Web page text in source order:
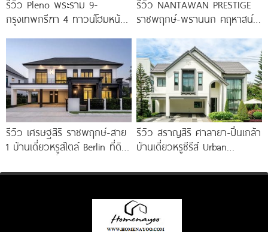
รีวิว Pleno พระราม 9-
กรุงเทพกรีฑา 4 ทาวน์โฮมหน้า
รีวิว NANTAWAN PRESTIGE
ราชพฤกษ์-พรานนก คฤหาสน์
เริ่ม
รีวิว เศรษฐสิริ ราชพฤกษ์-สาย
1 บ้านเดี่ยวหรูสไตล์ Berlin ที่ดิน
รีวิว สราญสิริ ศาลายา-ปิ่นเกล้า
บ้านเดี่ยวหรูซีรีส์ Urban
Double Volume ทำเลติดถนน